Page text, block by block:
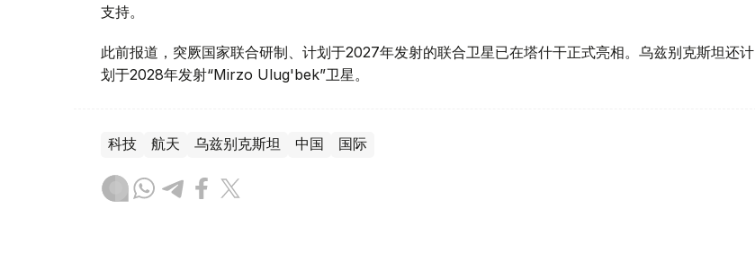
支持。
此前报道，突厥国家联合研制、计划于2027年发射的联合卫星已在塔什干正式亮相。乌兹别克斯坦还计
划于2028年发射“Mirzo Ulug'bek”卫星。
科技 航天 乌兹别克斯坦 中国 国际